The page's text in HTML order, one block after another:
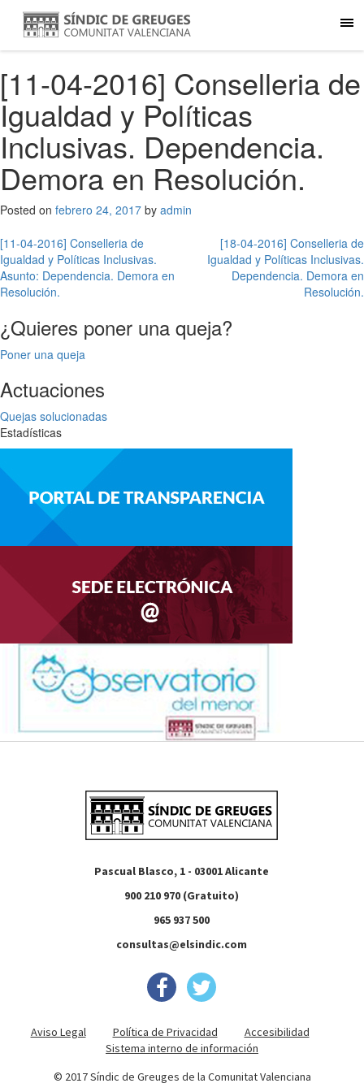
[11-04-2016] Conselleria de
Igualdad y Políticas
Inclusivas. Dependencia.
Demora en Resolución.
Posted on febrero 24, 2017 by admin
Navegación
de
entradas
[11-04-2016] Conselleria de
Igualdad y Políticas Inclusivas.
Asunto: Dependencia. Demora en
Resolución.
[18-04-2016] Conselleria de
Igualdad y Políticas Inclusivas.
Dependencia. Demora en
Resolución.
¿Quieres poner una queja?
Poner una queja
Actuaciones
Quejas solucionadas
Estadísticas
Pascual Blasco, 1 - 03001 Alicante
900 210 970 (Gratuito)
965 937 500
consultas@elsindic.com
Aviso Legal Política de Privacidad
Accesibilidad
Sistema interno de información
© 2017 Síndic de Greuges de la Comunitat Valenciana